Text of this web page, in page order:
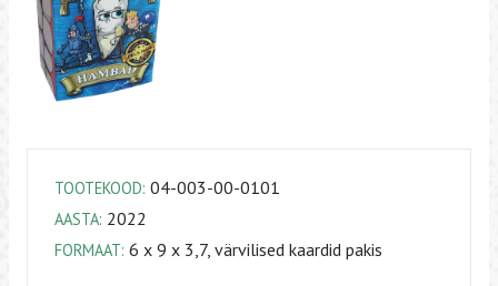
TOOTEKOOD: 04-003-00-0101
AASTA: 2022
FORMAAT: 6 x 9 x 3,7, värvilised kaardid pakis